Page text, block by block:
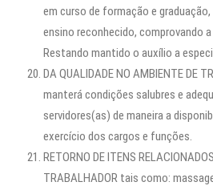
em curso de formação e
ensino reconhecido, comprovando
Restando mantido o auxílio a
DA QUALIDADE NO AMBIENTE DE
manterá condições salubres e
servidores(as) de maneira a
exercício dos cargos e funções.
RETORNO DE ITENS
TRABALHADOR tais como: